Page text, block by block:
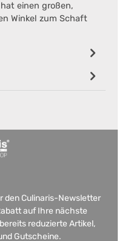
einen großen,
Winkel zum Schaft
den Culinaris-Newsletter
auf Ihre nächste
reduzierte Artikel,
Gutscheine.